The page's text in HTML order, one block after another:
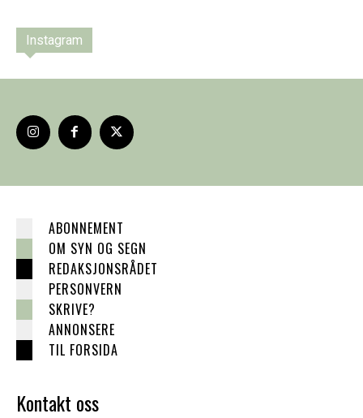
Instagram
ABONNEMENT
OM SYN OG SEGN
REDAKSJONSRÅDET
PERSONVERN
SKRIVE?
ANNONSERE
TIL FORSIDA
Kontakt oss